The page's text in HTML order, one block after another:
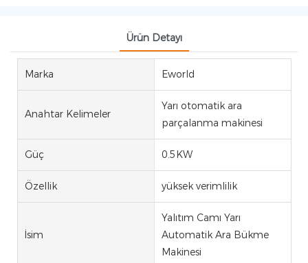
Ürün Detayı
Marka Eworld
Anahtar Kelimeler
Yarı otomatik ara
parçalanma makinesi
Güç 0.5KW
Özellik yüksek verimlilik
İsim
Yalıtım Camı Yarı
Automatik Ara Bükme
Makinesi